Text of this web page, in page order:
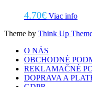
4.70€ Viac info
Theme by Think Up
O NÁS
OBCHODNÉ
REKLAMAČNÉ
DOPRAVA A